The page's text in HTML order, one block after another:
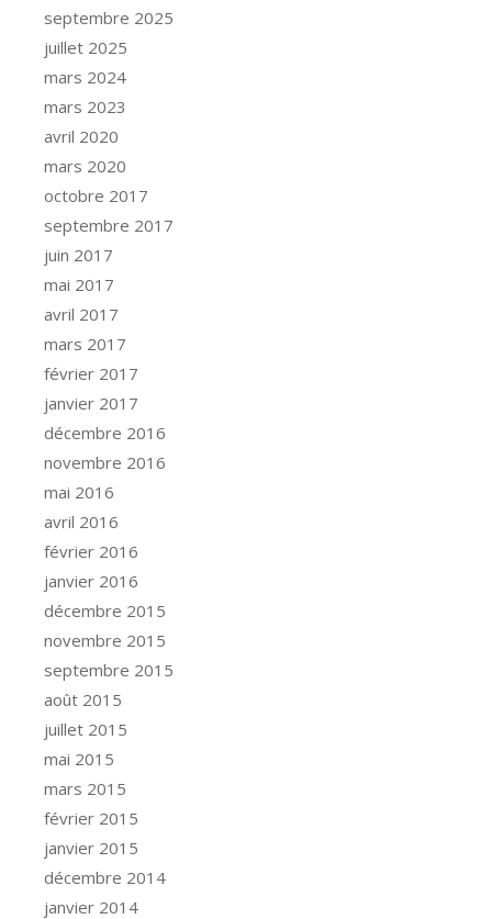
septembre 2025
juillet 2025
mars 2024
mars 2023
avril 2020
mars 2020
octobre 2017
septembre 2017
juin 2017
mai 2017
avril 2017
mars 2017
février 2017
janvier 2017
décembre 2016
novembre 2016
mai 2016
avril 2016
février 2016
janvier 2016
décembre 2015
novembre 2015
septembre 2015
août 2015
juillet 2015
mai 2015
mars 2015
février 2015
janvier 2015
décembre 2014
janvier 2014